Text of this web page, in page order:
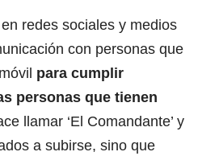
redes sociales y medios
con personas que
para cumplir
personas que tienen
llamar ‘El Comandante’ y
a subirse, sino que